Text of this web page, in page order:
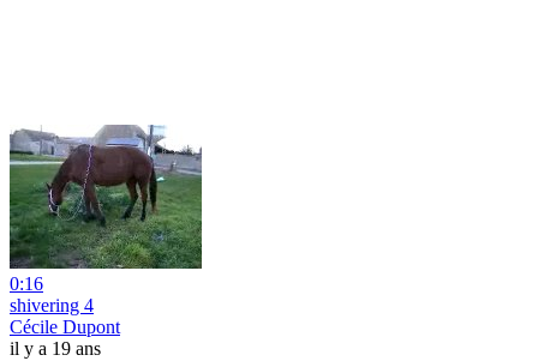
0:16
shivering 4
Cécile Dupont
il y a 19 ans